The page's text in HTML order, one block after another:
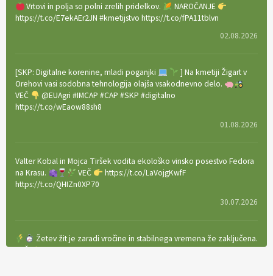
Vrtovi in polja so polni zrelih pridelkov.
NAROČANJE
https://t.co/E7ekAEr2JN #kmetijstvo https://t.co/fPA11tblvn
02.08.2026
[SKP: Digitalne korenine, mladi poganjki
] Na kmetiji Žigart v
Orehovi vasi sodobna tehnologija olajša vsakodnevno delo.
VEČ
@EUAgri #IMCAP #CAP #SKP #digitalno
https://t.co/wEaow88sh8
01.08.2026
Valter Kobal in Mojca Tiršek vodita ekološko vinsko posestvo Fedora
na Krasu.
VEČ
https://t.co/LaVojgKwfF
https://t.co/QHIZn0XP70
30.07.2026
Žetev žit je zaradi vročine in stabilnega vremena že zaključena.
VEČ
https://t.co/bBWaIz6Hhh https://t.co/TtKoOF5ENS